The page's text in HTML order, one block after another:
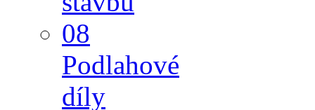
08
Podlahové
díly